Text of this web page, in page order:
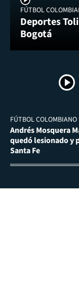
FÚTBOL
Deportes
Bogotá
FÚTBOL COLOMBIANO
Andrés Mosquera
quedó lesionado y
Santa Fe